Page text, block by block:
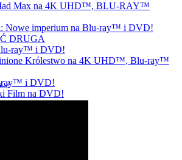
Max na 4K UHD™, BLU-RAY™
Nowe imperium na Blu-ray™ i DVD!
DRUGA
ray™ i DVD!
Królestwo na 4K UHD™, Blu-ray™
ray™ i DVD!
Film na DVD!
»